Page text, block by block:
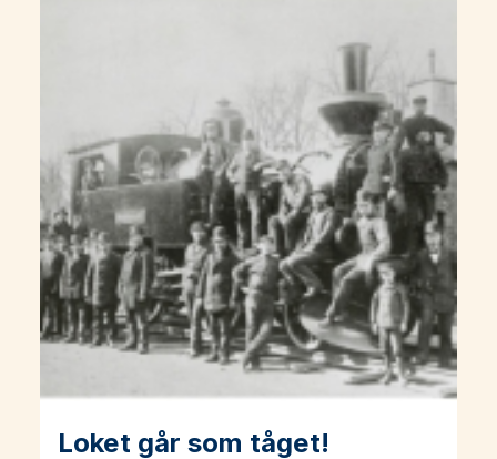
Loket går som tåget!
Läs mer om Loket går som tåget!